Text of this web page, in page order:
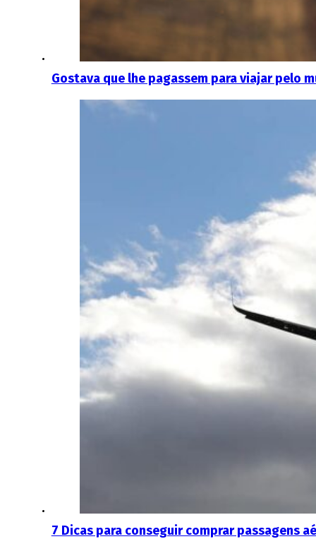
Gostava que lhe pagassem para viajar pelo
7 Dicas para conseguir comprar passagens